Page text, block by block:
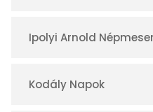
Ipolyi Arnold
Kodály Napok